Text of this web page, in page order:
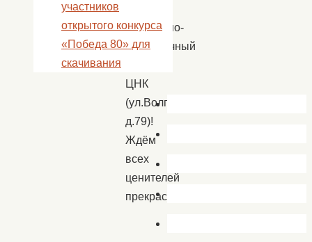
Концертно-
выставочный
ЦНК
(ул.Волгоградская,
д.79)!
Ждём
всех
ценителей
прекрасного!
участников
открытого конкурса
«Победа 80» для
скачивания